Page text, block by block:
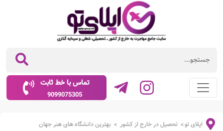
تماس با خط ثابت
9099075305
اپلای تو> تحصیل در خارج از کشور > بهترین دانشگاه های هنر جهان